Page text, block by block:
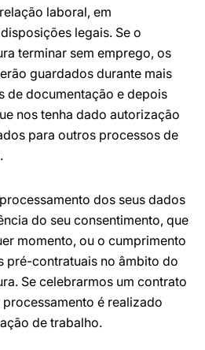
laboral, em
legais. Se o
terminar sem emprego, os
guardados durante mais
de documentação e depois
nos tenha dado autorização
para outros processos de
dos seus dados
do seu consentimento, que
momento, ou o cumprimento
pré-contratuais no âmbito do
Se celebrarmos um contrato
é realizado
de trabalho.